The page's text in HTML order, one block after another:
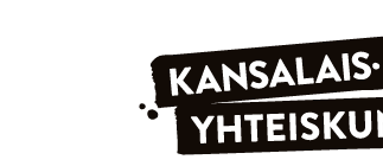
Siirry sisältöön